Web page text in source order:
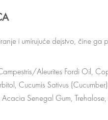
i umirujuće dejstvo, čine
Aleurites Fordi Oil,
Cucumis Sativus
Senegal Gum,